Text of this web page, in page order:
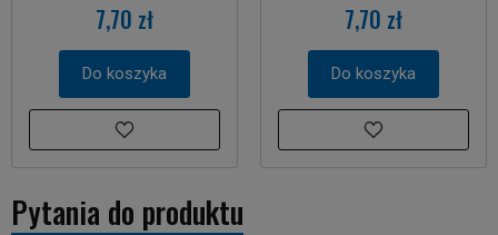
7,70 zł
Do koszyka
7,70 zł
Do koszyka
Pytania do produktu